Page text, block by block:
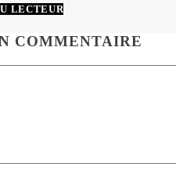
LECTEUR
COMMENTAIRE